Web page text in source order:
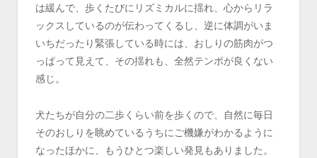
は緩んで、歩くたびにリズミカルに揺れ、心からリラ
ックスしているのが伝わってくるし、逆に体調がいま
いちだったり緊張している時には、おしりの筋肉がつ
っぱって見えて、その揺れも、全然テンポが良くない
感じ。
犬たちが自分の二歩くらい前を歩くので、自然に毎日
そのおしりを眺めているうちにご機嫌がわかるように
なったほかに、もうひとつ楽しい発見もありました。